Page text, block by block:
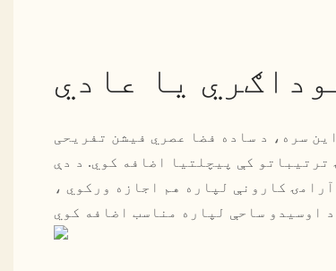
یا عادي
سره، د ساده فضا عصري فیشن تفریحی
ترتیباتو کې پیچلتیا اضافه کوي. د دې
کارونې لپاره هم اجازه ورکوي ،